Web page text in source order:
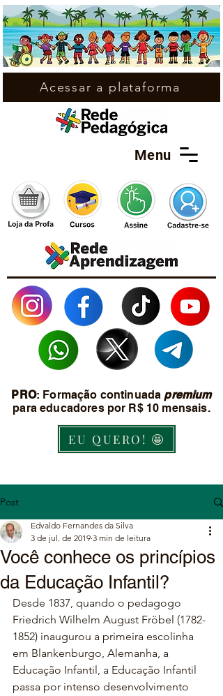
Menu
PRO: Formação continuada premium
para educadores por R$ 10 mensais.
EU QUERO! 🤩
Acessar a plataforma
Post
Você conhece os princípios
da Educação Infantil?
Edvaldo Fernandes da Silva
3 de jul. de 2019 3 min de leitura
Desde 1837, quando o pedagogo
Friedrich Wilhelm August Fröbel (1782-
1852) inaugurou a primeira escolinha
em Blankenburgo, Alemanha, a
Educação Infantil, a Educação Infantil
passa por intenso desenvolvimento